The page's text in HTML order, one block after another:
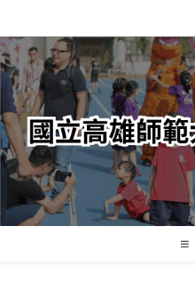
轉
至
主
內
容